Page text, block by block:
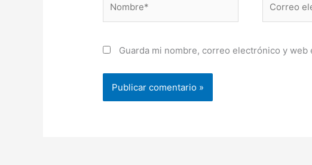
Guarda mi nombre, correo electrónico y